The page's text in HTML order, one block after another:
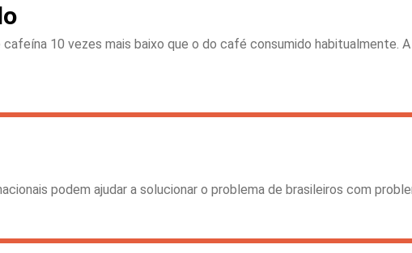
10 vezes mais baixo que o do café consumido habitualmente.
podem ajudar a solucionar o problema de brasileiros com